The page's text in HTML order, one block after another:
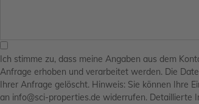
Ich stimme zu, dass meine Angaben aus dem
Anfrage erhoben und verarbeitet werden. Die
Ihrer Anfrage gelöscht. Hinweis: Sie können Ihre
an info@sci-properties.de widerrufen. Detaillierte